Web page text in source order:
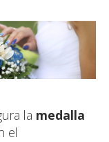
la medalla
el